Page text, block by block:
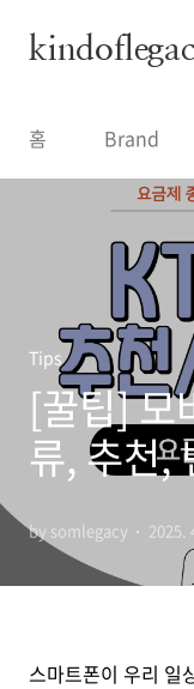
홈 Brand
Tips
[꿀팁] 모
류, 추천,
by somlegacy 2025.
스마트폰이 우리 일